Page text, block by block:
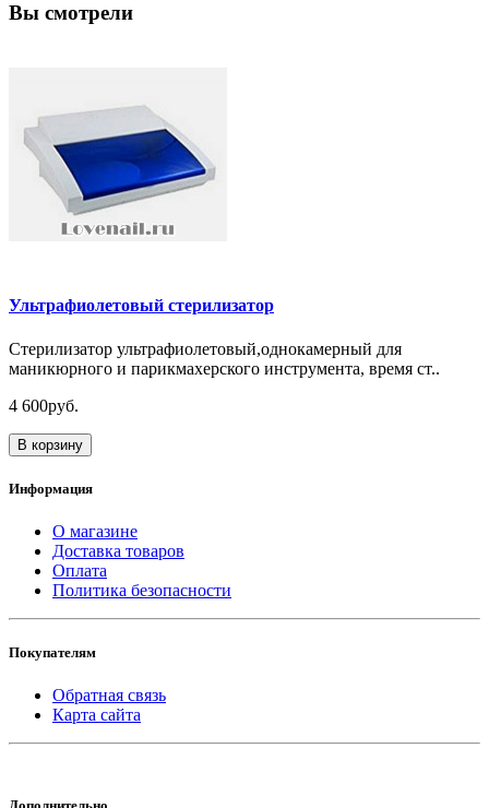
Вы смотрели
Ультрафиолетовый стерилизатор
Стерилизатор ультрафиолетовый,однокамерный для
маникюрного и парикмахерского инструмента, время ст..
4 600руб.
В корзину
Информация
О магазине
Доставка товаров
Оплата
Политика безопасности
Покупателям
Обратная связь
Карта сайта